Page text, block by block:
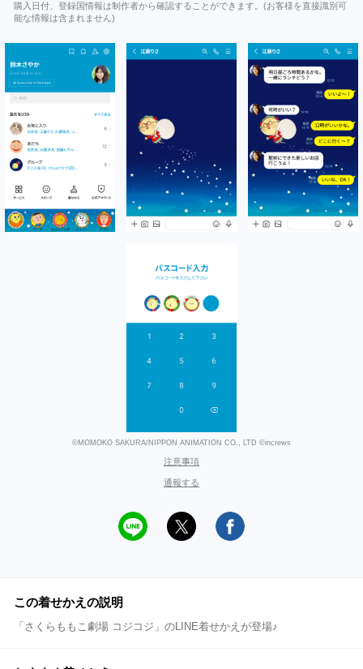
購入日付、登録国情報は制作者から確認することができます。(お客様を直接識別可
能な情報は含まれません)
©MOMOKO SAKURA/NIPPON ANIMATION CO., LTD ©increws
注意事項
通報する
この着せかえの説明
「さくらももこ劇場 コジコジ」のLINE着せかえが登場♪